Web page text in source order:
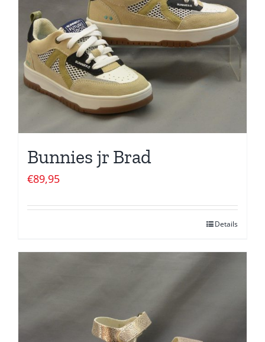
Bunnies jr Brad
€89,95
Details